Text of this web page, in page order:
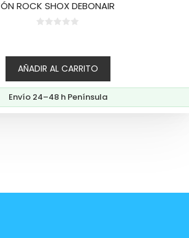
ROCK SHOX DEBONAIR
5
AÑADIR AL CARRITO
Envío 24–48 h Península